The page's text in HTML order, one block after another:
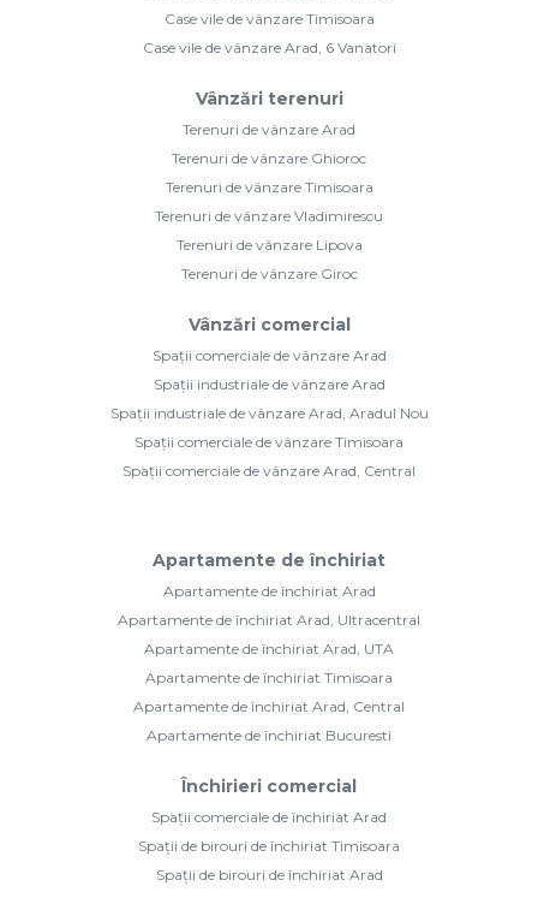
Case vile de vânzare Timisoara
Case vile de vânzare Arad, 6 Vanatori
Vânzări terenuri
Terenuri de vânzare Arad
Terenuri de vânzare Ghioroc
Terenuri de vânzare Timisoara
Terenuri de vânzare Vladimirescu
Terenuri de vânzare Lipova
Terenuri de vânzare Giroc
Vânzări comercial
Spații comerciale de vânzare Arad
Spații industriale de vânzare Arad
Spații industriale de vânzare Arad, Aradul Nou
Spații comerciale de vânzare Timisoara
Spații comerciale de vânzare Arad, Central
Apartamente de închiriat
Apartamente de închiriat Arad
Apartamente de închiriat Arad, Ultracentral
Apartamente de închiriat Arad, UTA
Apartamente de închiriat Timisoara
Apartamente de închiriat Arad, Central
Apartamente de închiriat Bucuresti
Închirieri comercial
Spații comerciale de închiriat Arad
Spații de birouri de închiriat Timisoara
Spații de birouri de închiriat Arad